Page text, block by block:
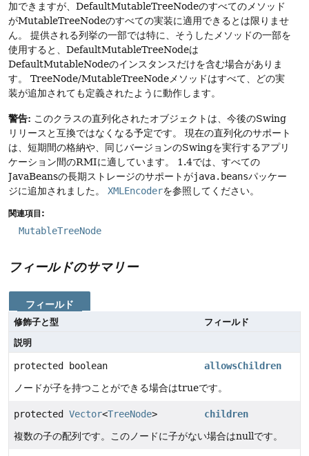
加できますが、DefaultMutableTreeNodeのすべてのメソッド
がMutableTreeNodeのすべての実装に適用できるとは限りませ
ん。
提供される列挙の一部では特に、そうしたメソッドの一部を
使用すると、DefaultMutableTreeNodeは
DefaultMutableNodeのインスタンスだけを含む場合がありま
す。
TreeNode/MutableTreeNodeメソッドはすべて、どの実
装が追加されても定義されたように動作します。
警告: このクラスの直列化されたオブジェクトは、今後のSwing
リリースと互換ではなくなる予定です。
現在の直列化のサポート
は、短期間の格納や、同じバージョンのSwingを実行するアプリ
ケーション間のRMIに適しています。
1.4では、すべての
JavaBeansの長期ストレージのサポートがjava.beansパッケー
ジに追加されました。
XMLEncoderを参照してください。
関連項目:
MutableTreeNode
フィールドのサマリー
フィールド
修飾子と型
フィールド
説明
protected boolean
allowsChildren
ノードが子を持つことができる場合はtrueです。
protected Vector<TreeNode>
children
複数の子の配列です。このノードに子がない場合はnullです。